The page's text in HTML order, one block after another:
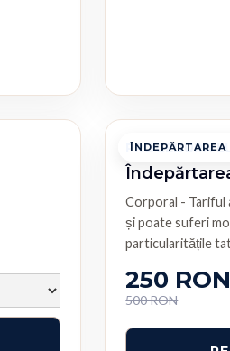
PROCEDURA
Corporal - Tariful
și poate suferi
particularitățile
250 RON
500 RON